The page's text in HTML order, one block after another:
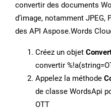
convertir des documents
d’image, notamment JPEG,
des API Aspose.Words
Créez un objet
convertir
Appelez la méthode
de classe WordsApi
OTT